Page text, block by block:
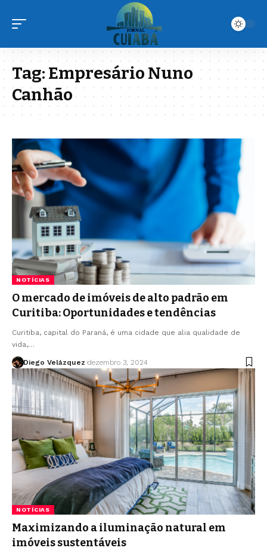
Tag:Empresário Nuno
Canhão
NOTÍCIAS
O mercado de imóveis de alto padrão em
Curitiba: Oportunidades e tendências
Curitiba, capital do Paraná, é uma cidade que alia qualidade de
vida,…
Diego Velázquez dezembro 3, 2024
NOTÍCIAS
Maximizando a iluminação natural em
imóveis sustentáveis